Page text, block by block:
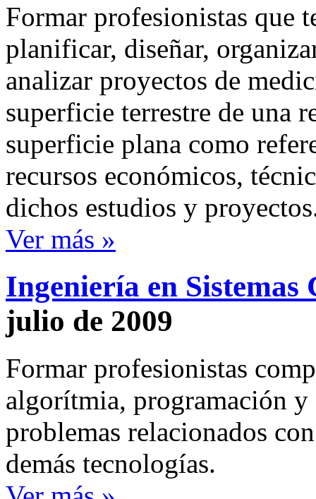
Formar profesionistas que
planificar, diseñar,
analizar proyectos de
superficie terrestre de una
superficie plana como
recursos económicos,
dichos estudios y
Ver más »
Ingeniería en Sistemas
julio de 2009
Formar profesionistas
algorítmia, programación
problemas relacionados
demás tecnologías.